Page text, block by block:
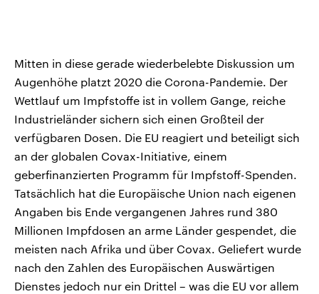
Mitten in diese gerade wiederbelebte Diskussion um
Augenhöhe platzt 2020 die Corona-Pandemie. Der
Wettlauf um Impfstoffe ist in vollem Gange, reiche
Industrieländer sichern sich einen Großteil der
verfügbaren Dosen. Die EU reagiert und beteiligt sich
an der globalen Covax-Initiative, einem
geberfinanzierten Programm für Impfstoff-Spenden.
Tatsächlich hat die Europäische Union nach eigenen
Angaben bis Ende vergangenen Jahres rund 380
Millionen Impfdosen an arme Länder gespendet, die
meisten nach Afrika und über Covax. Geliefert wurde
nach den Zahlen des Europäischen Auswärtigen
Dienstes jedoch nur ein Drittel – was die EU vor allem